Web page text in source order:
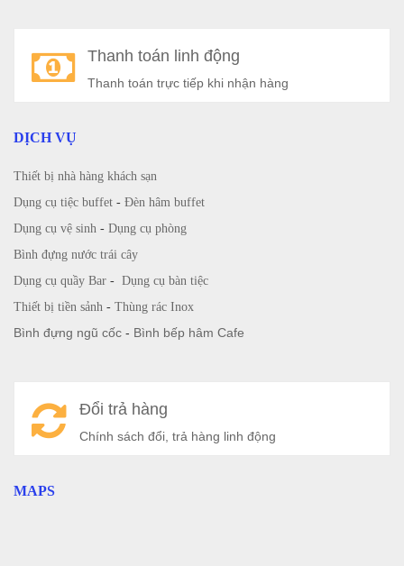
Thanh toán linh động
Thanh toán trực tiếp khi nhận hàng
DỊCH VỤ
Thiết bị nhà hàng khách sạn
Dụng cụ tiệc buffet - Đèn hâm buffet
Dụng cụ vệ sinh - Dụng cụ phòng
Bình đựng nước trái cây
Dụng cụ quầy Bar - Dụng cụ bàn tiệc
Thiết bị tiền sảnh - Thùng rác Inox
Bình đựng ngũ cốc - Bình bếp hâm Cafe
Đổi trả hàng
Chính sách đổi, trả hàng linh động
MAPS